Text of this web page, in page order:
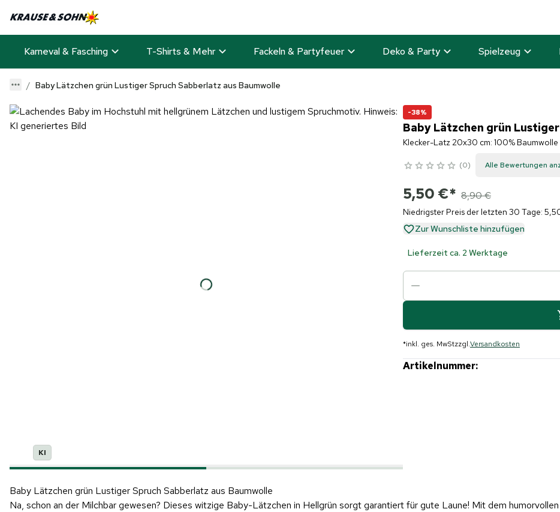
Karneval & Fasching T-Shirts & Mehr Fackeln & Partyfeuer Deko & Party Spielzeug
Baby Lätzchen grün Lustiger Spruch Sabberlatz aus Baumwolle
KI
-38%
Baby Lätzchen grün
Klecker-Latz 20x30 cm: 100%
0 Alle Bewertungen
5,50 €* 8,90 €
Niedrigster Preis der letzten 30 Tage:
Zur Wunschliste hinzufügen
Lieferzeit ca. 2 Werktage
*inkl. ges. MwStzzgl.Versandkosten
Artikelnummer:
Baby Lätzchen grün Lustiger Spruch Sabberlatz aus Baumwolle
Na, schon an der Milchbar gewesen? Dieses witzige Baby-Lätzchen in Hellgrün sorgt garantiert für gute Laune! Mit dem